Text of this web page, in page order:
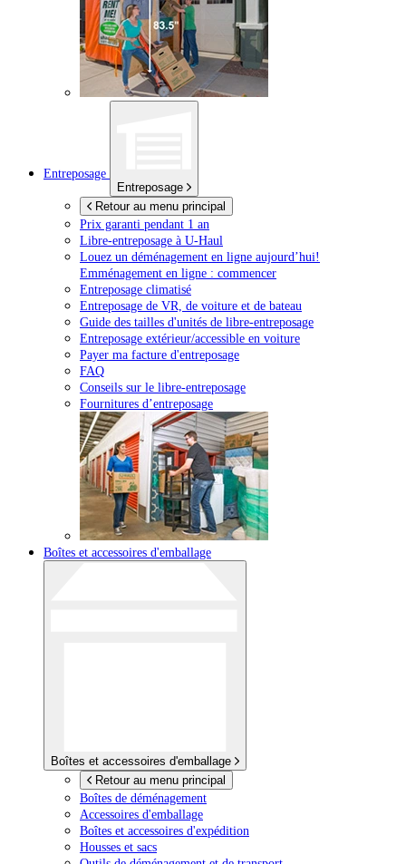
Entreposage
Entreposage
Retour au menu principal
Prix garanti pendant 1 an
Libre-entreposage à U-Haul
Louez un déménagement en ligne aujourd’hui!
Emménagement en ligne : commencer
Entreposage climatisé
Entreposage de VR, de voiture et de bateau
Guide des tailles d'unités de libre-entreposage
Entreposage extérieur/accessible en voiture
Payer ma facture d'entreposage
FAQ
Conseils sur le libre-entreposage
Fournitures d’entreposage
Boîtes et accessoires d'emballage
Boîtes et accessoires d'emballage
Retour au menu principal
Boîtes de déménagement
Accessoires d'emballage
Boîtes et accessoires d'expédition
Housses et sacs